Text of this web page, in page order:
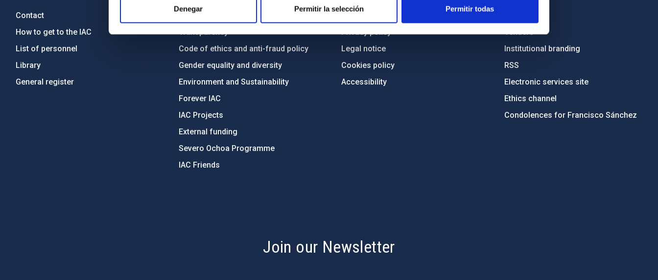
Denegar Permitir la selección Permitir todas
Contact
How to get to the IAC
List of personnel
Library
General register
Legislation
Transparency
Code of ethics and anti-fraud policy
Gender equality and diversity
Environment and Sustainability
Forever IAC
IAC Projects
External funding
Severo Ochoa Programme
IAC Friends
Privacy policy
Legal notice
Cookies policy
Accessibility
Tenders
Institutional branding
RSS
Electronic services site
Ethics channel
Condolences for Francisco Sánchez
Join our Newsletter